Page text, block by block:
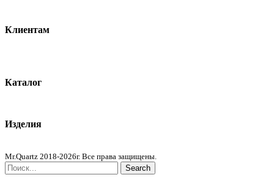
Клиентам
Каталог
Изделия
Mr.Quartz 2018-2026г. Все права защищены.
Search